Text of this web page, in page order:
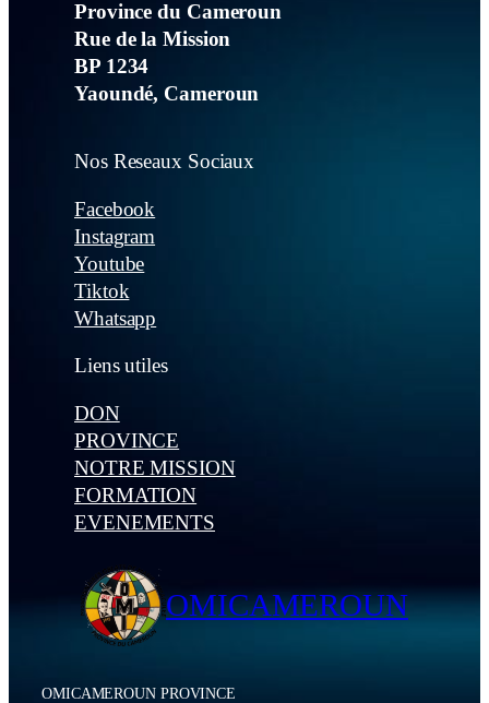
Province du Cameroun
Rue de la Mission
BP 1234
Yaoundé, Cameroun
Nos Reseaux Sociaux
Facebook
Instagram
Youtube
Tiktok
Whatsapp
Liens utiles
DON
PROVINCE
NOTRE MISSION
FORMATION
EVENEMENTS
OMICAMEROUN
OMICAMEROUN PROVINCE